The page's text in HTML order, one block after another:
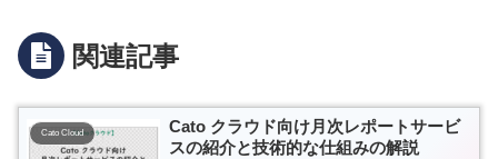
関連記事
Cato Cloud
Cato クラウド向け月次レポートサービ
スの紹介と技術的な仕組みの解説